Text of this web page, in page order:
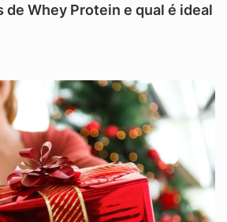
de Whey Protein e qual é ideal